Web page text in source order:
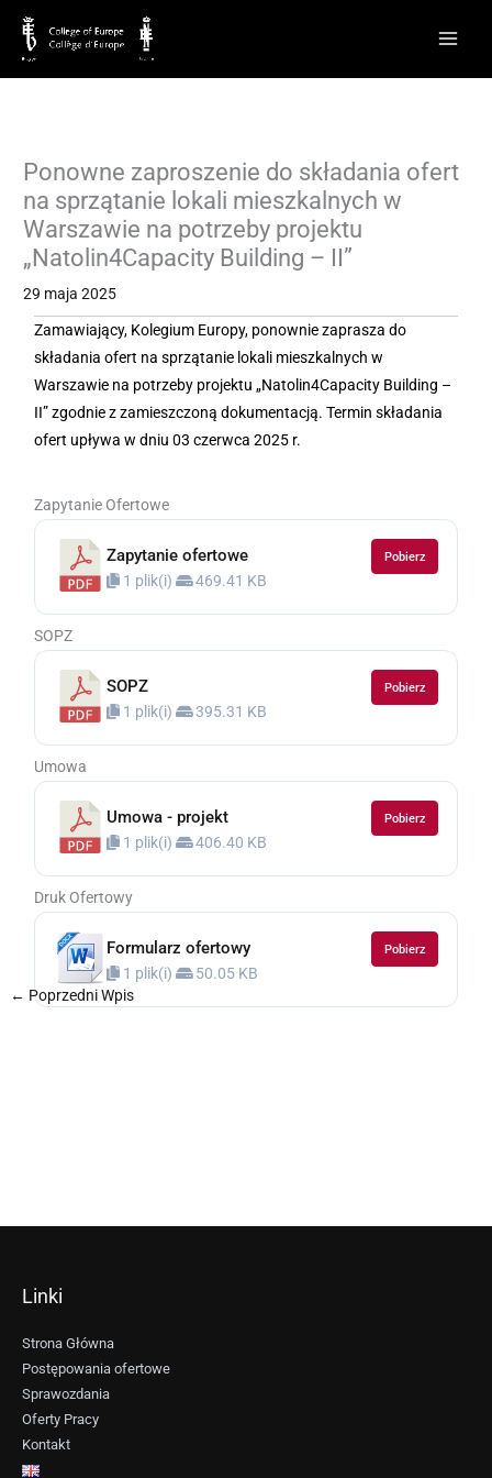
treści
Ponowne zaproszenie do składania ofert
na sprzątanie lokali mieszkalnych w
Warszawie na potrzeby projektu
„Natolin4Capacity Building – II”
29 maja 2025
Zamawiający, Kolegium Europy, ponownie zaprasza do
składania ofert na sprzątanie lokali mieszkalnych w
Warszawie na potrzeby projektu „Natolin4Capacity Building –
II” zgodnie z zamieszczoną dokumentacją. Termin składania
ofert upływa w dniu 03 czerwca 2025 r.
Zapytanie Ofertowe
Zapytanie ofertowe
1 plik(i) 469.41 KB
Pobierz
SOPZ
SOPZ
1 plik(i) 395.31 KB
Pobierz
Umowa
Umowa - projekt
1 plik(i) 406.40 KB
Pobierz
Druk Ofertowy
Formularz ofertowy
1 plik(i) 50.05 KB
Pobierz
← Poprzedni Wpis Następny Wpis
Linki
Strona Główna
Postępowania ofertowe
Sprawozdania
Oferty Pracy
Kontakt